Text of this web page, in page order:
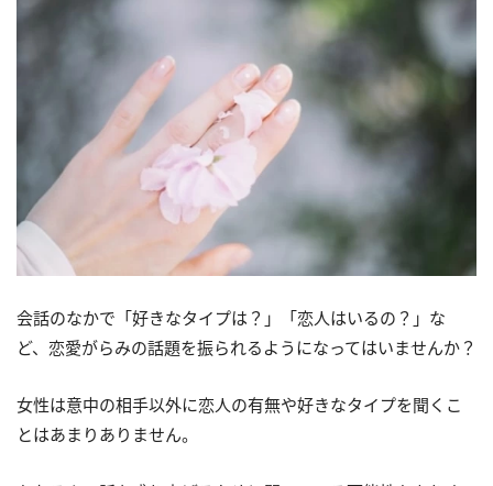
会話のなかで「好きなタイプは？」「恋人はいるの？」な
ど、恋愛がらみの話題を振られるようになってはいませんか？
女性は意中の相手以外に恋人の有無や好きなタイプを聞くこ
とはあまりありません。